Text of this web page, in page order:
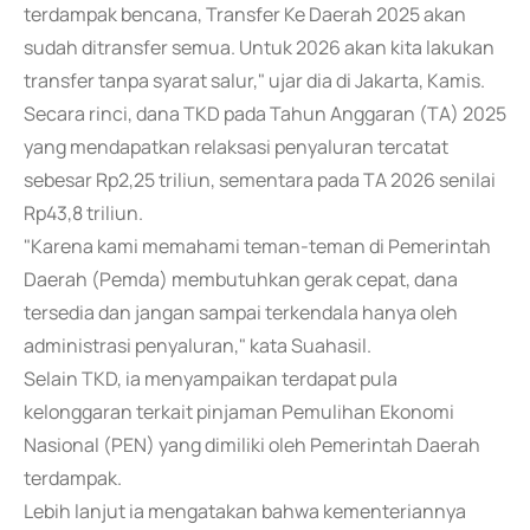
terdampak bencana, Transfer Ke Daerah 2025 akan
sudah ditransfer semua. Untuk 2026 akan kita lakukan
transfer tanpa syarat salur," ujar dia di Jakarta, Kamis.
Secara rinci, dana TKD pada Tahun Anggaran (TA) 2025
yang mendapatkan relaksasi penyaluran tercatat
sebesar Rp2,25 triliun, sementara pada TA 2026 senilai
Rp43,8 triliun.
"Karena kami memahami teman-teman di Pemerintah
Daerah (Pemda) membutuhkan gerak cepat, dana
tersedia dan jangan sampai terkendala hanya oleh
administrasi penyaluran," kata Suahasil.
Selain TKD, ia menyampaikan terdapat pula
kelonggaran terkait pinjaman Pemulihan Ekonomi
Nasional (PEN) yang dimiliki oleh Pemerintah Daerah
terdampak.
Lebih lanjut ia mengatakan bahwa kementeriannya